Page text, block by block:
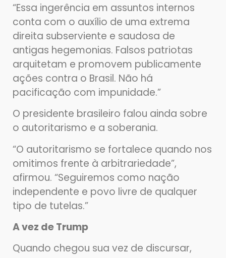
“Essa ingerência em assuntos internos
conta com o auxílio de uma extrema
direita subserviente e saudosa de
antigas hegemonias. Falsos patriotas
arquitetam e promovem publicamente
ações contra o Brasil. Não há
pacificação com impunidade.”
O presidente brasileiro falou ainda sobre
o autoritarismo e a soberania.
“O autoritarismo se fortalece quando nos
omitimos frente à arbitrariedade”,
afirmou. “Seguiremos como nação
independente e povo livre de qualquer
tipo de tutelas.”
A vez de Trump
Quando chegou sua vez de discursar,